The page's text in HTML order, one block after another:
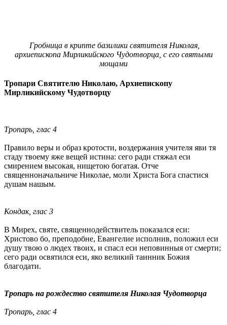
Гробница в крипте базилики святителя Николая,
архиепископа Мирликийского Чудотворца, с его святыми
мощами
Тропари Святителю Николаю, Архиепископу
Мирликийскому Чудотворцу
Тропарь, глас 4
Правило веры и образ кротости, воздержания учителя яви тя
стаду твоему яже вещей истина: сего ради стяжал еси
смирением высокая, нищетою богатая. Отче
священноначальниче Николае, моли Христа Бога спастися
душам нашым.
Кондак, глас 3
В Мирех, святе, священнодействитель показался еси:
Христово бо, преподобне, Евангелие исполнив, положил еси
душу твою о людех твоих, и спасл еси неповинныя от смерти;
сего ради освятился еси, яко великий таинник Божия
благодати.
Тропарь на рождество святителя Николая Чудотворца
Тропарь, глас 4